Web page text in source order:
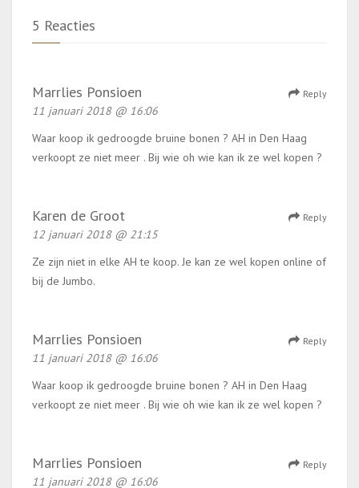
5 Reacties
Marrlies Ponsioen
11 januari 2018 @ 16:06
Reply
Waar koop ik gedroogde bruine bonen ? AH in Den Haag
verkoopt ze niet meer . Bij wie oh wie kan ik ze wel kopen ?
Karen de Groot
12 januari 2018 @ 21:15
Reply
Ze zijn niet in elke AH te koop. Je kan ze wel kopen online of
bij de Jumbo.
Marrlies Ponsioen
11 januari 2018 @ 16:06
Reply
Waar koop ik gedroogde bruine bonen ? AH in Den Haag
verkoopt ze niet meer . Bij wie oh wie kan ik ze wel kopen ?
Marrlies Ponsioen
11 januari 2018 @ 16:06
Reply